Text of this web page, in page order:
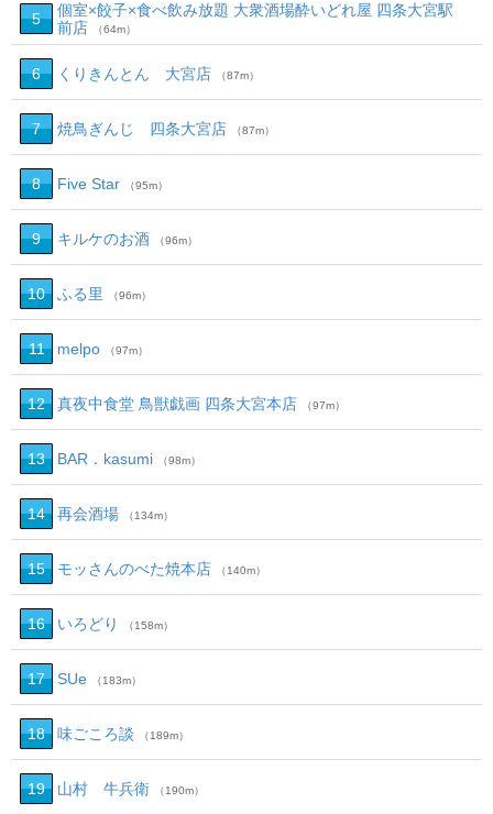
5
個室×餃子×食べ飲み放題 大衆酒場酔いどれ屋 四条大宮駅
前店
（64m）
6 くりきんとん 大宮店 （87m）
7 焼鳥ぎんじ 四条大宮店 （87m）
8 Five Star （95m）
9 キルケのお酒 （96m）
10 ふる里 （96m）
11 melpo （97m）
12 真夜中食堂 鳥獣戯画 四条大宮本店 （97m）
13 BAR．kasumi （98m）
14 再会酒場 （134m）
15 モッさんのべた焼本店 （140m）
16 いろどり （158m）
17 SUe （183m）
18 味ごころ談 （189m）
19 山村 牛兵衛 （190m）